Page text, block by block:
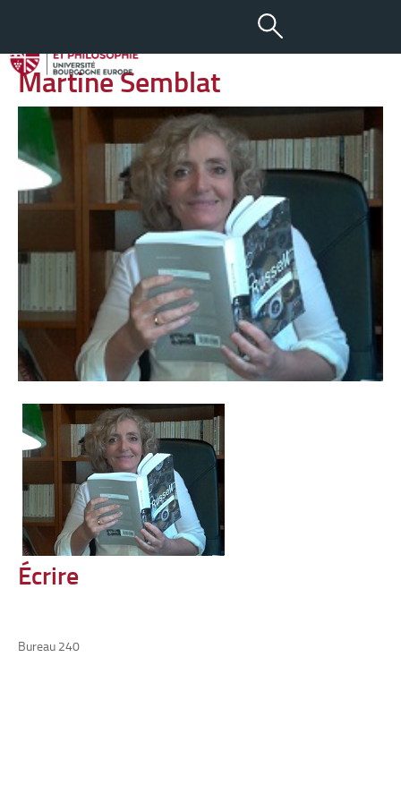
aA - +
15 AVR 2013
Martine Semblat
Écrire
Bureau 240